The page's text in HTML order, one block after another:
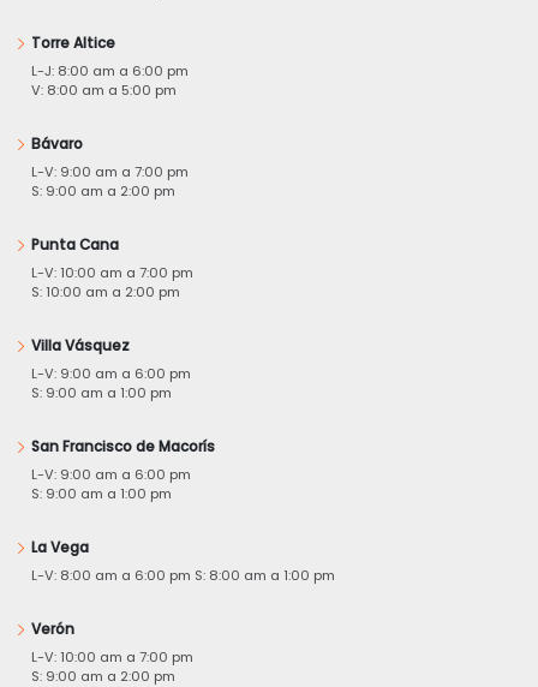
Torre Altice
L-J: 8:00 am a 6:00 pm
V: 8:00 am a 5:00 pm
Bávaro
L-V: 9:00 am a 7:00 pm
S: 9:00 am a 2:00 pm
Punta Cana
L-V: 10:00 am a 7:00 pm
S: 10:00 am a 2:00 pm
Villa Vásquez
L-V: 9:00 am a 6:00 pm
S: 9:00 am a 1:00 pm
San Francisco de Macorís
L-V: 9:00 am a 6:00 pm
S: 9:00 am a 1:00 pm
La Vega
L-V: 8:00 am a 6:00 pm S: 8:00 am a 1:00 pm
Verón
L-V: 10:00 am a 7:00 pm
S: 9:00 am a 2:00 pm